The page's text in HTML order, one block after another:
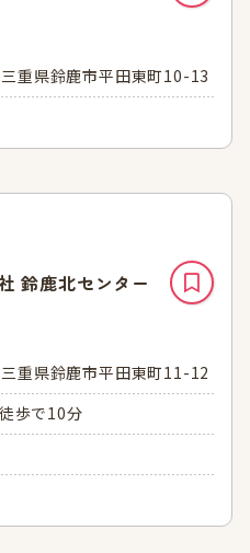
重県鈴鹿市平田東町10-13
鈴鹿北センター
重県鈴鹿市平田東町11-12
歩で10分